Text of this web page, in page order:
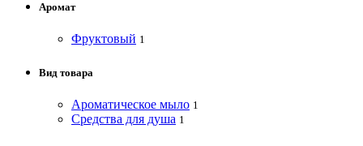
Аромат
Фруктовый 1
Вид товара
Ароматическое мыло 1
Средства для душа 1